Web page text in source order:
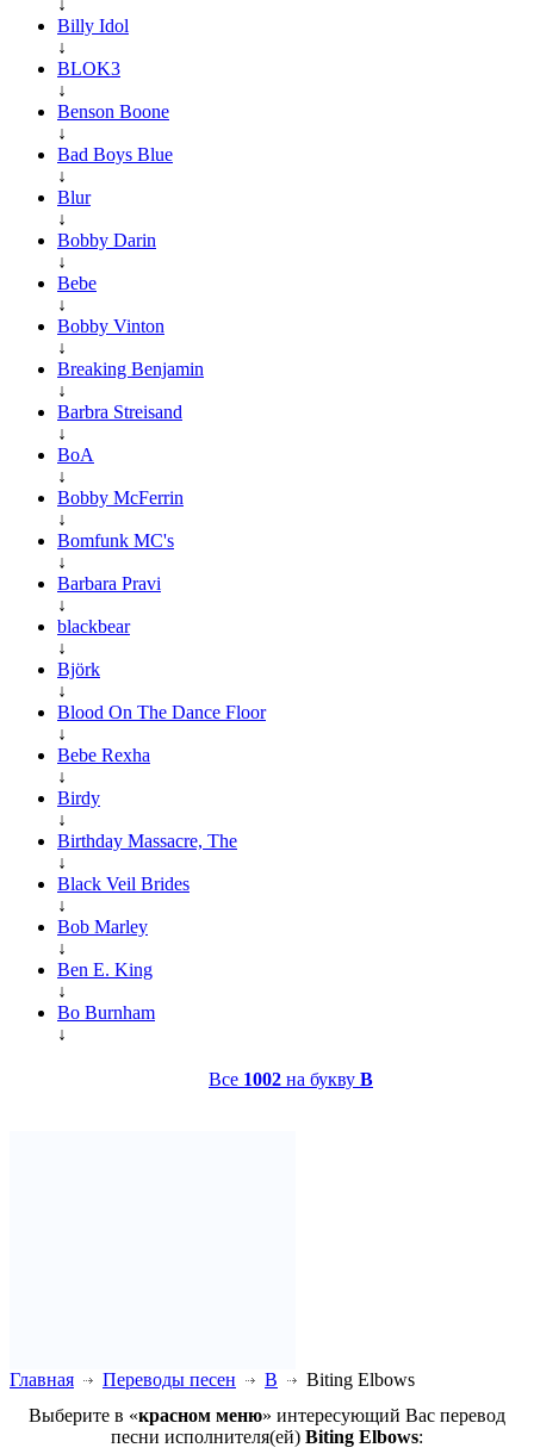
Billy Idol
↓
BLOK3
↓
Benson Boone
↓
Bad Boys Blue
↓
Blur
↓
Bobby Darin
↓
Bebe
↓
Bobby Vinton
↓
Breaking Benjamin
↓
Barbra Streisand
↓
BoA
↓
Bobby McFerrin
↓
Bomfunk MC's
↓
Barbara Pravi
↓
blackbear
↓
Björk
↓
Blood On The Dance Floor
↓
Bebe Rexha
↓
Birdy
↓
Birthday Massacre, The
↓
Black Veil Brides
↓
Bob Marley
↓
Ben E. King
↓
Bo Burnham
↓
Все 1002 на букву B
Главная Переводы песен B
Biting Elbows
Выберите в «красном меню» интересующий Вас перевод
песни исполнителя(ей) Biting Elbows: